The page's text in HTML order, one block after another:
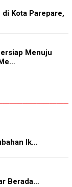
Kota Parepare,
Menuju
Ik…
Berada…